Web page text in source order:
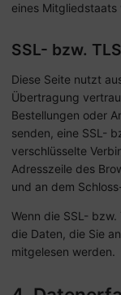
eines
SSL- bzw.
Diese Seite nutzt
Übertragung
Bestellungen oder
senden, eine SSL-
verschlüsselte
Adresszeile des
und an dem
Wenn die SSL-
die Daten, die Sie
mitgelesen werden.